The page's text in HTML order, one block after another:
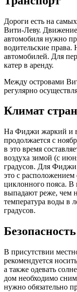
Дороги есть на
Вити-Леву. Движение
автомобиля нужно
водительские права.
автомобилей. Для
катер в аренду.
Между островами
регулярно
Климат
На Фиджи жаркий и
продолжается с
в это время
воздуха зимой (с
градусов. Для Фиджи
это с расположением
циклонного пояса.
выпадают реже, чем
температура воды в
градусов.
В присутствии
рекомендуется
а также одевать
дом необходимо
нужно обязательно